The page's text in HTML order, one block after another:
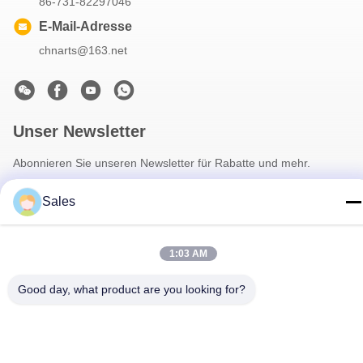
E-Mail-Adresse
chnarts@163.net
Unser Newsletter
Abonnieren Sie unseren Newsletter für Rabatte und mehr.
Sales
1:03 AM
Good day, what product are you looking for?